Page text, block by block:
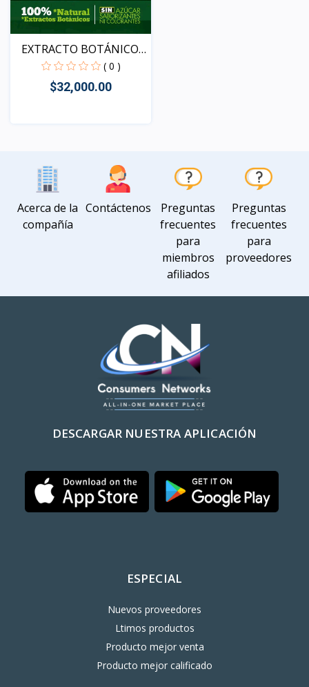
EXTRACTO BOTÁNICO
GIN-...
( 0 )
$32,000.00
Acerca de la
compañía
Contáctenos
Preguntas
frecuentes
para
miembros
afiliados
Preguntas
frecuentes
para
proveedores
DESCARGAR NUESTRA APLICACIÓN
ESPECIAL
Nuevos proveedores
Ltimos productos
Producto mejor venta
Producto mejor calificado